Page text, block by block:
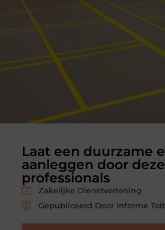
Laat een duurzame
aanleggen door deze
professionals
Zakelijke Dienstverlening
Gepubliceerd Door Informe